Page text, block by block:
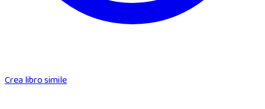
Crea libro simile